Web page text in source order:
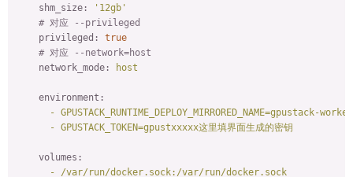
shm_size:
'12gb'
# 对应 --privileged
privileged:
true
# 对应 --network=host
network_mode:
host
environment:
- GPUSTACK_RUNTIME_DEPLOY_MIRRORED_NAME=gpustack-worker
- GPUSTACK_TOKEN=gpustxxxxx这里填界面生成的密钥
volumes:
-
/var/run/docker.sock:/var/run/docker.sock